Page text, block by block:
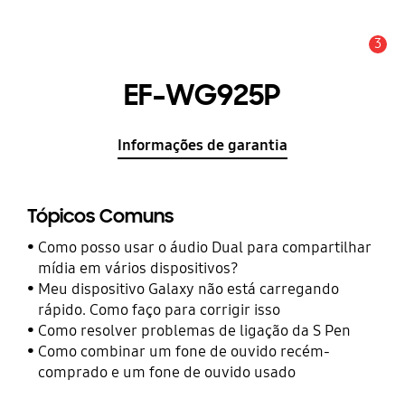
3
EF-WG925P
Informações de garantia
Tópicos Comuns
Como posso usar o áudio Dual para compartilhar
mídia em vários dispositivos?
Meu dispositivo Galaxy não está carregando
rápido. Como faço para corrigir isso
Como resolver problemas de ligação da S Pen
Como combinar um fone de ouvido recém-
comprado e um fone de ouvido usado